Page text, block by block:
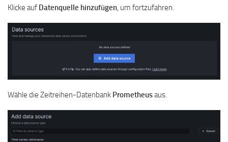
Klicke auf Datenquelle hinzufügen, um fortzufahren.
Wähle die Zeitreihen-Datenbank Prometheusaus.